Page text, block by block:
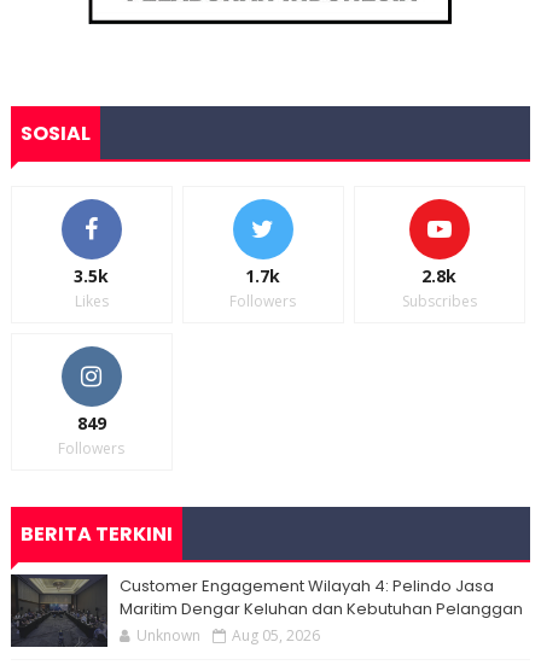
SOSIAL
3.5k
Likes
1.7k
Followers
2.8k
Subscribes
849
Followers
BERITA TERKINI
Customer Engagement Wilayah 4: Pelindo Jasa
Maritim Dengar Keluhan dan Kebutuhan Pelanggan
Unknown Aug 05, 2026